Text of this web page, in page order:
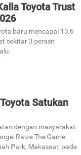
Toyota Trust
baru mencapai 13,6
sekitar 3 persen
Satukan
dengan masyarakat
Raize The Game
Park, Makassar, pada